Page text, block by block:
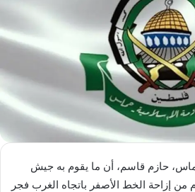
حازم قاسم، أن ما يقوم به جيش
من إزاحة الخط الأصفر باتجاه الغرب فجر